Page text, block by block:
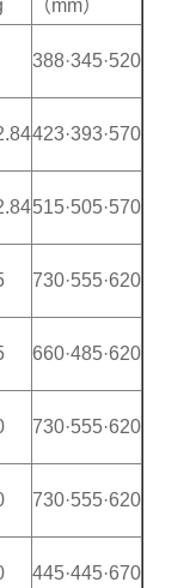
（mm）
388·345·520
423·393·570
515·505·570
730·555·620
660·485·620
730·555·620
730·555·620
445·445·670